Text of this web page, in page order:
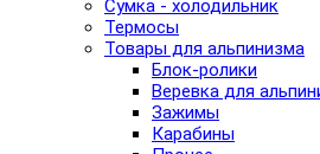
Сумка - холодильник
Термосы
Товары для альпинизма
Блок-ролики
Веревка для
Зажимы
Карабины